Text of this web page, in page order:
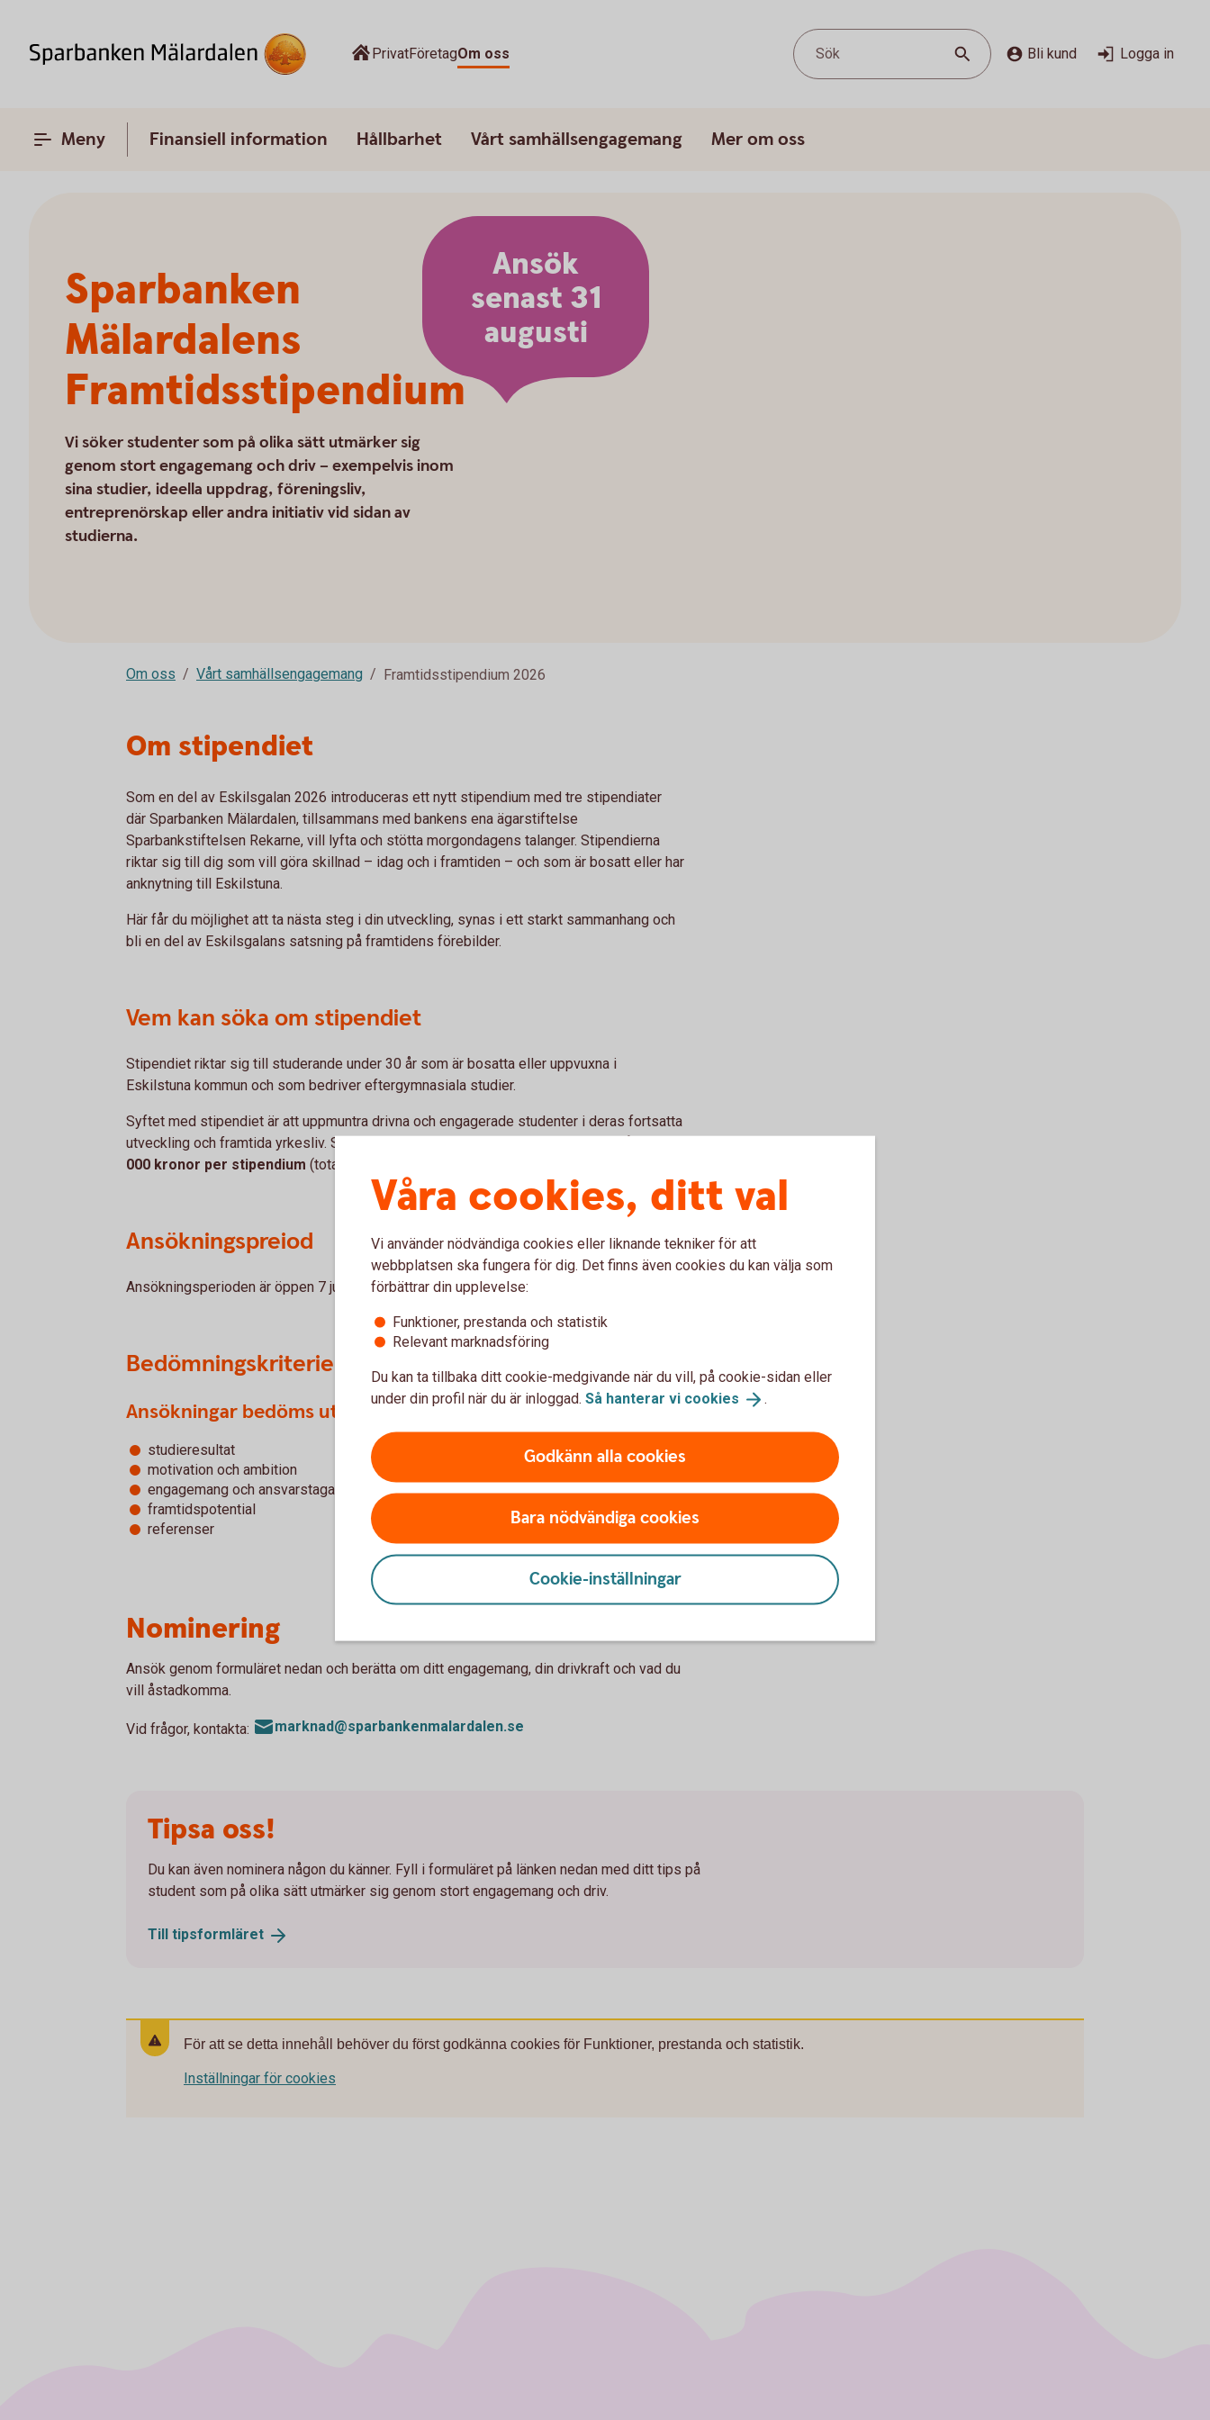
PrivatFöretagOm oss Sök Bli kund Logga in
Meny Finansiell information Hållbarhet Vårt samhällsengagemang Mer om oss
Ansök
senast 31
augusti
Sparbanken
Mälardalens
Framtidsstipendium
Vi söker studenter som på olika sätt utmärker sig
genom stort engagemang och driv – exempelvis inom
sina studier, ideella uppdrag, föreningsliv,
entreprenörskap eller andra initiativ vid sidan av
studierna.
Om oss Vårt samhällsengagemang Framtidsstipendium 2026
Om stipendiet
Som en del av Eskilsgalan 2026 introduceras ett nytt stipendium med tre stipendiater
där Sparbanken Mälardalen, tillsammans med bankens ena ägarstiftelse
Sparbankstiftelsen Rekarne, vill lyfta och stötta morgondagens talanger. Stipendierna
riktar sig till dig som vill göra skillnad – idag och i framtiden – och som är bosatt eller har
anknytning till Eskilstuna.
Här får du möjlighet att ta nästa steg i din utveckling, synas i ett starkt sammanhang och
bli en del av Eskilsgalans satsning på framtidens förebilder.
Vem kan söka om stipendiet
Stipendiet riktar sig till studerande under 30 år som är bosatta eller uppvuxna i
Eskilstuna kommun och som bedriver eftergymnasiala studier.
Syftet med stipendiet är att uppmuntra drivna och engagerade studenter i deras fortsatta
utveckling och framtida yrkesliv. Stipendiet delas ut under Eskilsgalan och uppgår till
000 kronor per stipendium (totalt väljs tre stipendiater ut).
Ansökningspreiod
Ansökningsperioden är öppen 7 juli till och med 31 augusti 2026.
Bedömningskriterier
Ansökningar bedöms utifrån:
studieresultat
motivation och ambition
engagemang och ansvarstagande
framtidspotential
referenser
Nominering
Ansök genom formuläret nedan och berätta om ditt engagemang, din drivkraft och vad du
vill åstadkomma.
Vid frågor, kontakta: marknad@sparbankenmalardalen.se
Tipsa oss!
Du kan även nominera någon du känner. Fyll i formuläret på länken nedan med ditt tips på
student som på olika sätt utmärker sig genom stort engagemang och driv.
Till tipsformläret
För att se detta innehåll behöver du först godkänna cookies för Funktioner, prestanda och statistik.
Inställningar för cookies
Våra cookies, ditt val
Vi använder nödvändiga cookies eller liknande tekniker för att
webbplatsen ska fungera för dig. Det finns även cookies du kan välja som
förbättrar din upplevelse:
Funktioner, prestanda och statistik
Relevant marknadsföring
Du kan ta tillbaka ditt cookie-medgivande när du vill, på cookie-sidan eller
under din profil när du är inloggad. Så hanterar vi cookies .
Godkänn alla cookies
Bara nödvändiga cookies
Cookie-inställningar